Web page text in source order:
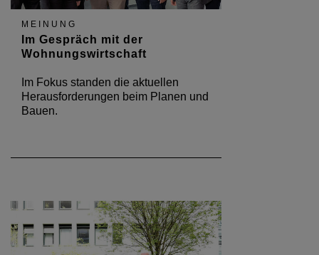
MEINUNG
Im Gespräch mit der
Wohnungswirtschaft
Im Fokus standen die aktuellen
Herausforderungen beim Planen und
Bauen.